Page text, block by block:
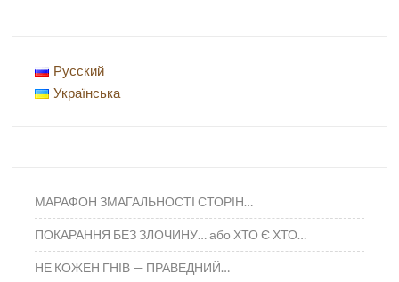
Русский
Українська
МАРАФОН ЗМАГАЛЬНОСТІ СТОРІН…
ПОКАРАННЯ БЕЗ ЗЛОЧИНУ… або ХТО Є ХТО…
НЕ КОЖЕН ГНІВ — ПРАВЕДНИЙ…